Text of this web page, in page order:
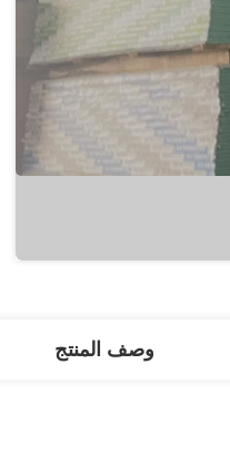
وصف المنتج